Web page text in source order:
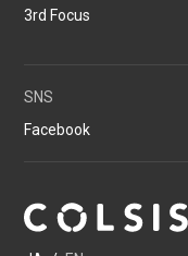
3rd Focus
SNS
Facebook